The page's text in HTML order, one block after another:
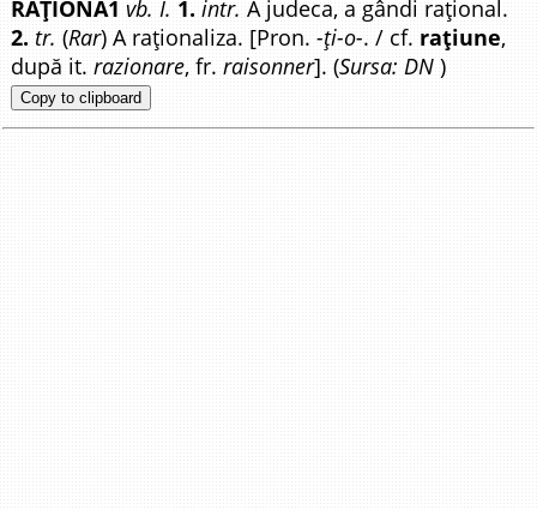
RAȚIONÁ1 vb. I. 1. intr. A judeca, a gândi rațional.
2. tr. (Rar) A raționaliza. [Pron.-ți-o-. / cf. rațiune,
după it.razionare, fr.raisonner]. (Sursa: DN )
Copy to clipboard